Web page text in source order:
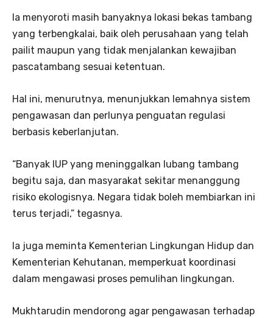
Ia menyoroti masih banyaknya lokasi bekas tambang
yang terbengkalai, baik oleh perusahaan yang telah
pailit maupun yang tidak menjalankan kewajiban
pascatambang sesuai ketentuan.
Hal ini, menurutnya, menunjukkan lemahnya sistem
pengawasan dan perlunya penguatan regulasi
berbasis keberlanjutan.
“Banyak IUP yang meninggalkan lubang tambang
begitu saja, dan masyarakat sekitar menanggung
risiko ekologisnya. Negara tidak boleh membiarkan ini
terus terjadi,” tegasnya.
Ia juga meminta Kementerian Lingkungan Hidup dan
Kementerian Kehutanan, memperkuat koordinasi
dalam mengawasi proses pemulihan lingkungan.
Mukhtarudin mendorong agar pengawasan terhadap